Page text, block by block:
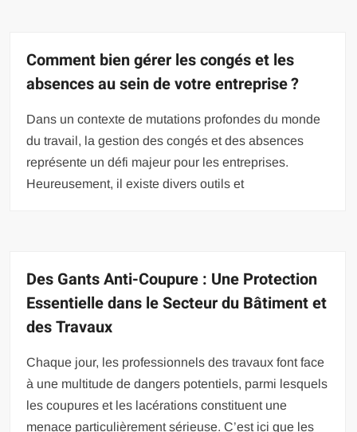
Comment bien gérer les congés et les
absences au sein de votre entreprise ?
Dans un contexte de mutations profondes du monde
du travail, la gestion des congés et des absences
représente un défi majeur pour les entreprises.
Heureusement, il existe divers outils et
Des Gants Anti-Coupure : Une Protection
Essentielle dans le Secteur du Bâtiment et
des Travaux
Chaque jour, les professionnels des travaux font face
à une multitude de dangers potentiels, parmi lesquels
les coupures et les lacérations constituent une
menace particulièrement sérieuse. C’est ici que les